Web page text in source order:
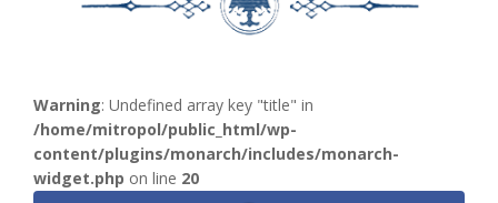
Warning: Undefined array key "title" in
/home/mitropol/public_html/wp-
content/plugins/monarch/includes/monarch-
widget.php on line 20